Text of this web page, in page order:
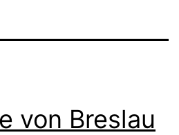
von Breslau